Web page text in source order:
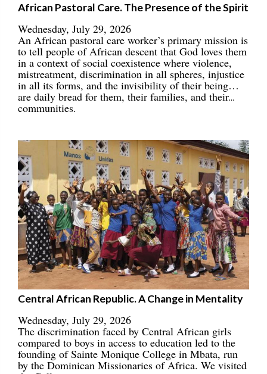
African Pastoral Care. The Presence of the Spirit
Wednesday, July 29, 2026
An African pastoral care worker’s primary mission is
to tell people of African descent that God loves them
in a context of social coexistence where violence,
mistreatment, discrimination in all spheres, injustice
in all its forms, and the invisibility of their being…
are daily bread for them, their families, and their
communities.
Central African Republic. A Change in Mentality
Wednesday, July 29, 2026
The discrimination faced by Central African girls
compared to boys in access to education led to the
founding of Sainte Monique College in Mbata, run
by the Dominican Missionaries of Africa. We visited